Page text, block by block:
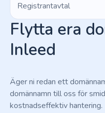
Registrantavtal
Flytta era
Inleed
Äger ni redan ett
domännamn till oss för
kostnadseffektiv hantering.